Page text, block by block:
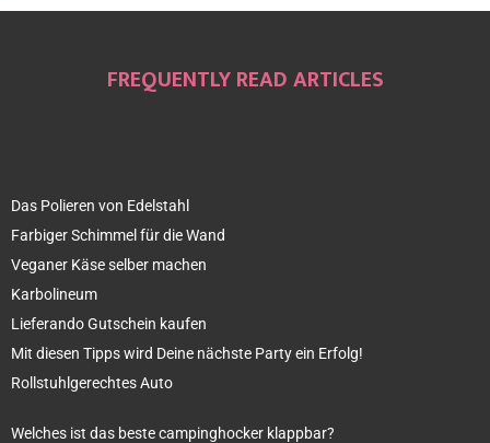
FREQUENTLY READ ARTICLES
Das Polieren von Edelstahl
Farbiger Schimmel für die Wand
Veganer Käse selber machen
Karbolineum
Lieferando Gutschein kaufen
Mit diesen Tipps wird Deine nächste Party ein Erfolg!
Rollstuhlgerechtes Auto
Welches ist das beste campinghocker klappbar?